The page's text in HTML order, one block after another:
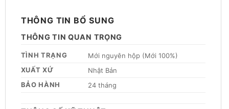
THÔNG TIN BỔ SUNG
THÔNG TIN QUAN TRỌNG
TÌNH TRẠNG
Mới nguyên hộp (Mới 100%)
XUẤT XỨ
Nhật Bản
BẢO HÀNH
24 tháng